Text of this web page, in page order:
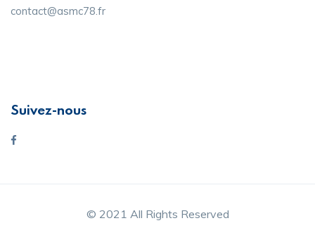
contact@asmc78.fr
Suivez-nous
© 2021 All Rights Reserved